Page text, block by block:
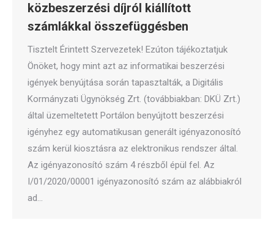
közbeszerzési díjról kiállított
számlákkal összefüggésben
Tisztelt Érintett Szervezetek! Ezúton tájékoztatjuk
Önöket, hogy mint azt az informatikai beszerzési
igények benyújtása során tapasztalták, a Digitális
Kormányzati Ügynökség Zrt. (továbbiakban: DKÜ Zrt.)
által üzemeltetett Portálon benyújtott beszerzési
igényhez egy automatikusan generált igényazonosító
szám kerül kiosztásra az elektronikus rendszer által.
Az igényazonosító szám 4 részből épül fel. Az
I/01/2020/00001 igényazonosító szám az alábbiakról
ad…